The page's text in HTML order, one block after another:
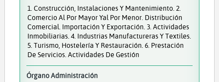
1. Construcción, Instalaciones Y Mantenimiento. 2.
Comercio Al Por Mayor Yal Por Menor. Distribución
Comercial. Importación Y Exportación. 3. Actividades
Inmobiliarias. 4. Industrias Manufactureras Y Textiles.
5. Turismo, Hostelería Y Restauración. 6. Prestación
De Servicios. Actividades De Gestión
Órgano Administración